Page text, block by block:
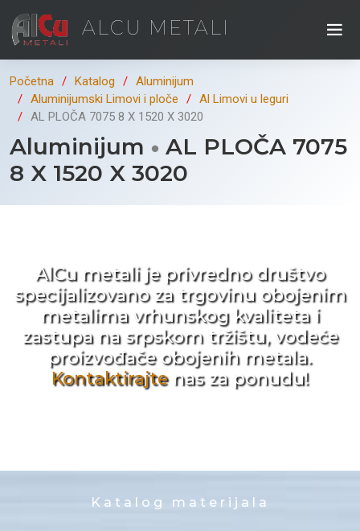
ALCU METALI
Početna Katalog
Aluminijum
Aluminijumski Limovi i ploče
Al Limovi u leguri
AL PLOČA 7075 8 X 1520 X 3020
Aluminijum
AL PLOČA 7075
8 X 1520 X 3020
AlCu metali je privredno društvo
specijalizovano za trgovinu obojenim
metalima vrhunskog kvaliteta i
zastupa na srpskom tržištu, vodeće
proizvođače obojenih metala.
Kontaktirajtenas za ponudu!
Katalog materijala